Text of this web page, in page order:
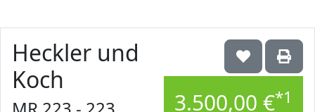
3.500,00 €*1
Heckler und
Koch